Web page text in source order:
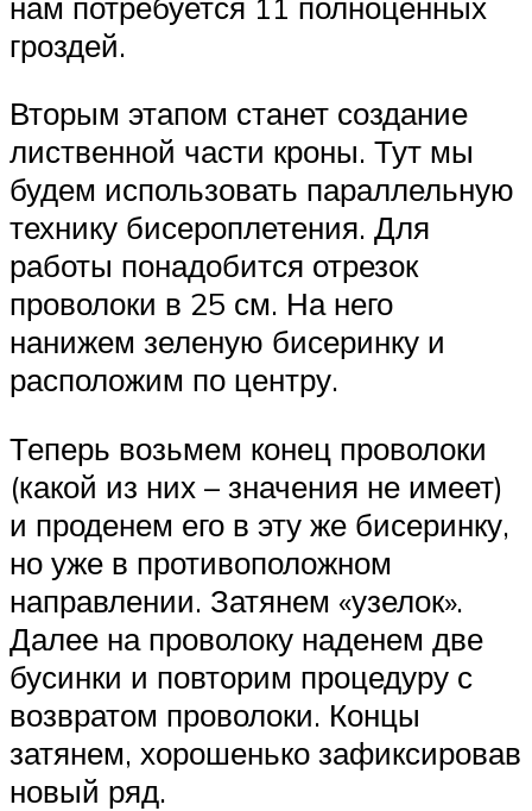
гроздей.
Вторым этапом станет создание
лиственной части кроны. Тут мы
будем использовать параллельную
технику бисероплетения. Для
работы понадобится отрезок
проволоки в 25 см. На него
нанижем зеленую бисеринку и
расположим по центру.
Теперь возьмем конец проволоки
(какой из них – значения не имеет)
и проденем его в эту же бисеринку,
но уже в противоположном
направлении. Затянем «узелок».
Далее на проволоку наденем две
бусинки и повторим процедуру с
возвратом проволоки. Концы
затянем, хорошенько зафиксировав
новый ряд.